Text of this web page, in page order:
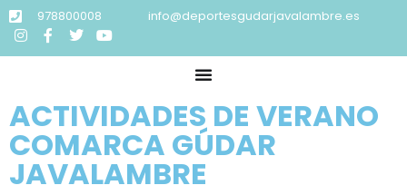
978800008 info@deportesgudarjavalambre.es
ACTIVIDADES DE VERANO
COMARCA GÚDAR
JAVALAMBRE